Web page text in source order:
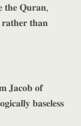
𝐭𝐡𝐞 𝐐𝐮𝐫𝐚𝐧,
𝐭𝐡𝐚𝐧
𝐉𝐚𝐜𝐨𝐛 𝐨𝐟
𝐛𝐚𝐬𝐞𝐥𝐞𝐬𝐬